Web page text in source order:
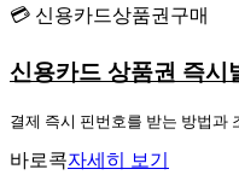
💳 신용카드상품권구매
신용카드 상품권 즉시
결제 즉시 핀번호를 받는 방법과
바로콕자세히 보기